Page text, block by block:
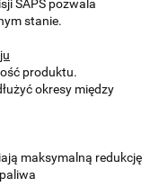
SAPS pozwala
stanie.
produktu.
okresy między
maksymalną redukcję